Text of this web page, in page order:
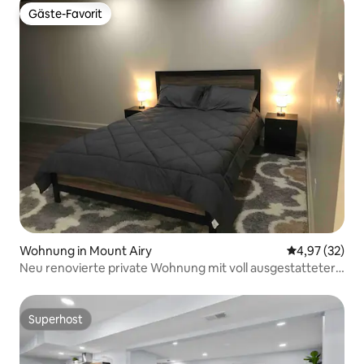
Gäste-Favorit
Gäste-Favorit
Wohnung in Mount Airy
4,97 (32)
Neu renovierte private Wohnung mit voll ausgestatteter
Superhost
Superhost